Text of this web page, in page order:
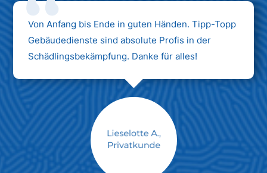
Von Anfang bis Ende in guten Händen. Tipp-Topp
Gebäudedienste sind absolute Profis in der
Schädlingsbekämpfung. Danke für alles!